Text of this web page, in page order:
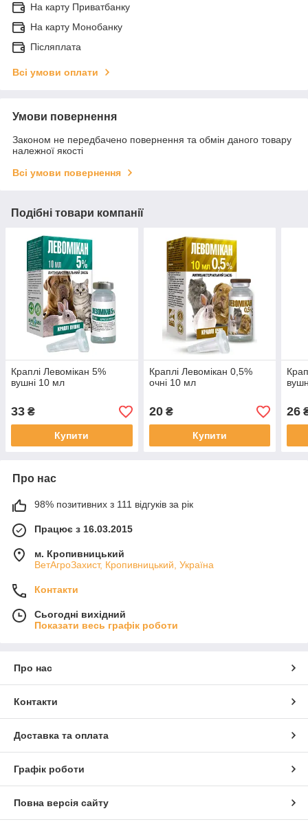
На карту Приватбанку
На карту Монобанку
Післяплата
Всі умови оплати
Умови повернення
Законом не передбачено повернення та обмін даного товару
належної якості
Всі умови повернення
Подібні товари компанії
Краплі Левомікан 5%
вушні 10 мл
33 ₴
Купити
Краплі Левомікан 0,5%
очні 10 мл
20₴
Купити
26
Про нас
98% позитивних з 111 відгуків за рік
Працює з 16.03.2015
м. Кропивницький
ВетАгроЗахист, Кропивницький, Україна
Контакти
Сьогодні вихідний
Показати весь графік роботи
Про нас
Контакти
Доставка та оплата
Графік роботи
Повна версія сайту